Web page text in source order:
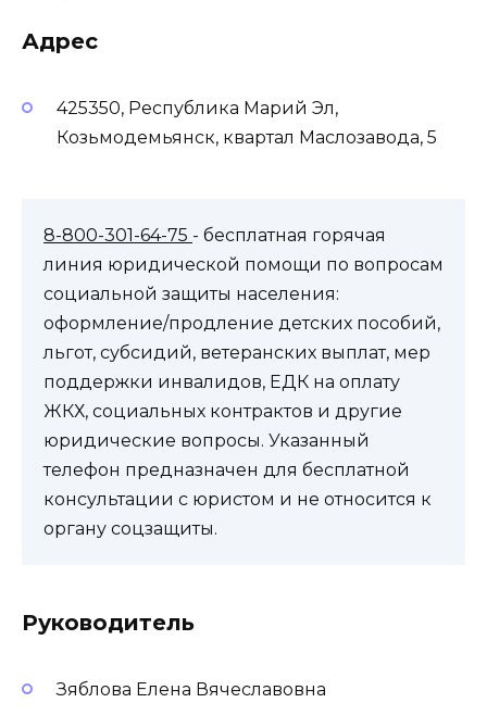
Адрес
425350, Республика Марий Эл,
Козьмодемьянск, квартал Маслозавода, 5
8-800-301-64-75 - бесплатная горячая
линия юридической помощи по вопросам
социальной защиты населения:
оформление/продление детских пособий,
льгот, субсидий, ветеранских выплат, мер
поддержки инвалидов, ЕДК на оплату
ЖКХ, социальных контрактов и другие
юридические вопросы. Указанный
телефон предназначен для бесплатной
консультации с юристом и не относится к
органу соцзащиты.
Руководитель
Зяблова Елена ​Вячеславовна